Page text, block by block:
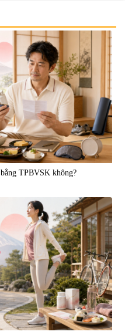
Viên nang uống cải thiện thị lực,
trí nhớ DHA + EPA + Flaxseed
Oil 30 viên/gói - Date 02/2027
|52.346
225.000 đ
Viên uống hỗ trợ bền thành
mạch, ngừa tai biến Elastin Plus
& Nattokinase Hokoen 80 viên
|0
980.000 đ
TPBVSK không?